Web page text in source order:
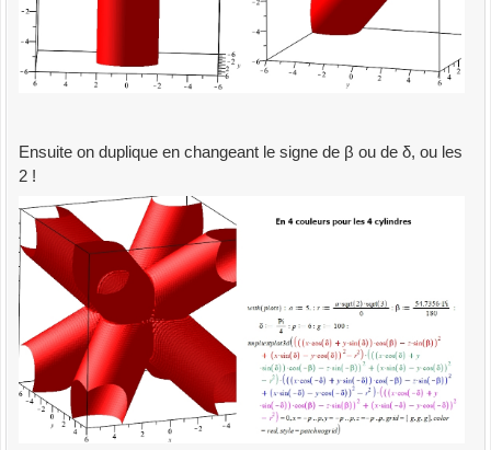
Ensuite on duplique en changeant le signe de β ou de δ, ou les
2 !